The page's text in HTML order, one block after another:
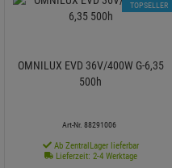
OMNILUX EVD 36V/400W G-6,35
500h
Art-Nr. 88291006
Ab ZentralLager lieferbar
Lieferzeit: 2-4 Werktage
TOPSELLER